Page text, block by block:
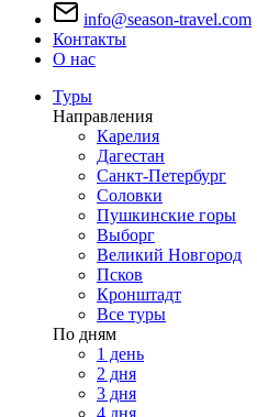
info@season-travel.com
Контакты
О нас
Туры
Направления
Карелия
Дагестан
Санкт-Петербург
Соловки
Пушкинские горы
Выборг
Великий Новгород
Псков
Кронштадт
Все туры
По дням
1 день
2 дня
3 дня